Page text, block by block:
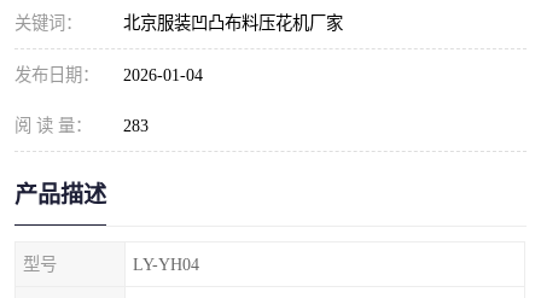
关键词： 北京服装凹凸布料压花机厂家
发布日期： 2026-01-04
阅 读 量： 283
产品描述
型号 LY-YH04